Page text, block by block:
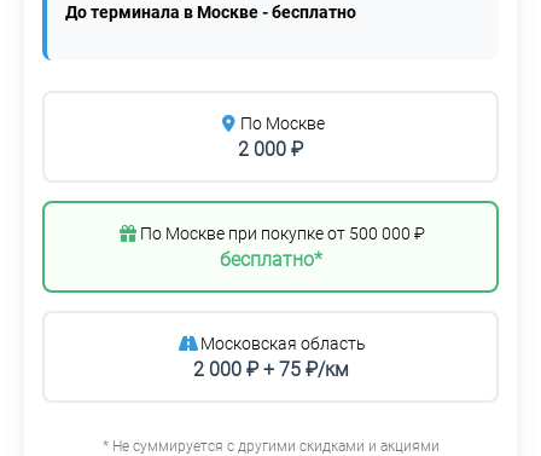
До терминала в Москве - бесплатно
По Москве
2 000 ₽
По Москве при покупке от 500 000 ₽
бесплатно*
Московская область
2 000 ₽ + 75 ₽/км
* Не суммируется с другими скидками и акциями